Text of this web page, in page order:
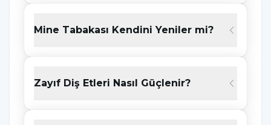
Diş Minesi Aşınması Belirtileri
Mine Tabakası Kendini Yeniler mi?
Zayıf Diş Etleri Nasıl Güçlenir?